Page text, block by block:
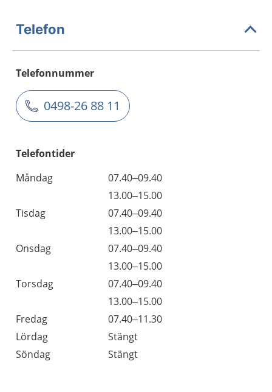
Telefon
Telefonnummer
0498-26 88 11
Telefontider
Måndag
07.40–09.40
13.00–15.00
Tisdag
07.40–09.40
13.00–15.00
Onsdag
07.40–09.40
13.00–15.00
Torsdag
07.40–09.40
13.00–15.00
Fredag
07.40–11.30
Lördag
Stängt
Söndag
Stängt